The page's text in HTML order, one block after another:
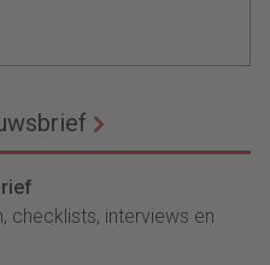
checklists, interviews en